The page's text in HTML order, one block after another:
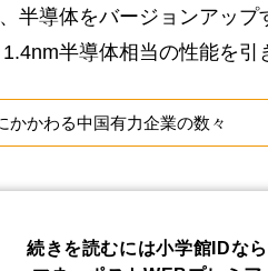
半導体をバージョンアップ
半導体相当の性能を引
かかわる中国有力企業の数々
続きを読むには小学館IDな